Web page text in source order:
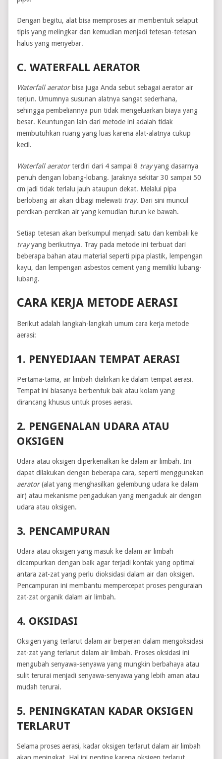
Dengan begitu, alat bisa memproses air membentuk selaput
tipis yang melingkar dan kemudian menjadi tetesan-tetesan
halus yang menyebar.
C. WATERFALL AERATOR
Waterfall aeratorbisa juga Anda sebut sebagai aerator air
terjun. Umumnya susunan alatnya sangat sederhana,
sehingga pembeliannya pun tidak mengeluarkan biaya yang
besar. Keuntungan lain dari metode ini adalah tidak
membutuhkan ruang yang luas karena alat-alatnya cukup
kecil.
Waterfall aeratorterdiri dari 4 sampai 8 trayyang dasarnya
penuh dengan lobang-lobang. Jaraknya sekitar 30 sampai 50
cm jadi tidak terlalu jauh ataupun dekat. Melalui pipa
berlobang air akan dibagi melewati tray. Dari sini muncul
percikan-percikan air yang kemudian turun ke bawah.
Setiap tetesan akan berkumpul menjadi satu dan kembali ke
trayyang berikutnya. Tray pada metode ini terbuat dari
beberapa bahan atau material seperti pipa plastik, lempengan
kayu, dan lempengan asbestos cement yang memiliki lubang-
lubang.
CARA KERJA METODE AERASI
Berikut adalah langkah-langkah umum cara kerja metode
aerasi:
1. PENYEDIAAN TEMPAT AERASI
Pertama-tama, air limbah dialirkan ke dalam tempat aerasi.
Tempat ini biasanya berbentuk bak atau kolam yang
dirancang khusus untuk proses aerasi.
2. PENGENALAN UDARA ATAU
OKSIGEN
Udara atau oksigen diperkenalkan ke dalam air limbah. Ini
dapat dilakukan dengan beberapa cara, seperti menggunakan
aerator(alat yang menghasilkan gelembung udara ke dalam
air) atau mekanisme pengadukan yang mengaduk air dengan
udara atau oksigen.
3. PENCAMPURAN
Udara atau oksigen yang masuk ke dalam air limbah
dicampurkan dengan baik agar terjadi kontak yang optimal
antara zat-zat yang perlu dioksidasi dalam air dan oksigen.
Pencampuran ini membantu mempercepat proses penguraian
zat-zat organik dalam air limbah.
4. OKSIDASI
Oksigen yang terlarut dalam air berperan dalam mengoksidasi
zat-zat yang terlarut dalam air limbah. Proses oksidasi ini
mengubah senyawa-senyawa yang mungkin berbahaya atau
sulit terurai menjadi senyawa-senyawa yang lebih aman atau
mudah terurai.
5. PENINGKATAN KADAR OKSIGEN
TERLARUT
Selama proses aerasi, kadar oksigen terlarut dalam air limbah